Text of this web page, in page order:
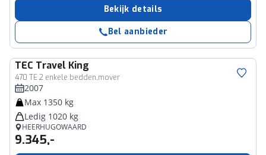
Bekijk details
Bel aanbieder
TEC Travel King
470 TE 2 enkele bedden,mover
2007
Max 1350 kg
Ledig 1020 kg
HEERHUGOWAARD
9.345,-